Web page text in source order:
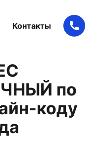
Контакты
по
коду